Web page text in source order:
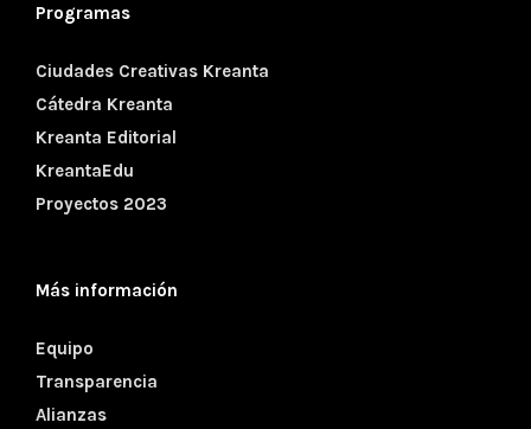
Programas
Ciudades Creativas Kreanta
Cátedra Kreanta
Kreanta Editorial
KreantaEdu
Proyectos 2023
Más información
Equipo
Transparencia
Alianzas